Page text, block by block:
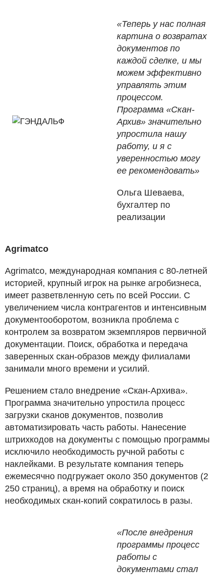
«Теперь у нас полная
картина о возвратах
документов по
каждой сделке, и мы
можем эффективно
управлять этим
процессом.
Программа «Скан-
Архив» значительно
упростила нашу
работу, и я с
уверенностью могу
ее рекомендовать»
Ольга Шеваева,
бухгалтер по
реализации
Agrimatco
Agrimatco, международная компания с 80-летней
историей, крупный игрок на рынке агробизнеса,
имеет разветвленную сеть по всей России. С
увеличением числа контрагентов и интенсивным
документооборотом, возникла проблема с
контролем за возвратом экземпляров первичной
документации. Поиск, обработка и передача
заверенных скан-образов между филиалами
занимали много времени и усилий.
Решением стало внедрение «Скан-Архива».
Программа значительно упростила процесс
загрузки сканов документов, позволив
автоматизировать часть работы. Нанесение
штрихкодов на документы с помощью программы
исключило необходимость ручной работы с
наклейками. В результате компания теперь
ежемесячно подгружает около 350 документов (2
250 страниц), а время на обработку и поиск
необходимых скан-копий сократилось в разы.
«После внедрения
программы процесс
работы с
документами стал